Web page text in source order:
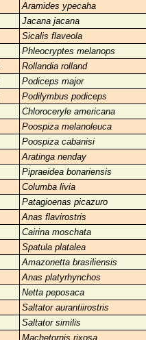
Aramides ypecaha
Jacana jacana
Sicalis flaveola
Phleocryptes melanops
Rollandia rolland
Podiceps major
Podilymbus podiceps
Chloroceryle americana
Poospiza melanoleuca
Poospiza cabanisi
Aratinga nenday
Pipraeidea bonariensis
Columba livia
Patagioenas picazuro
Anas flavirostris
Cairina moschata
Spatula platalea
Amazonetta brasiliensis
Anas platyrhynchos
Netta peposaca
Saltator aurantiirostris
Saltator similis
Machetornis rixosa